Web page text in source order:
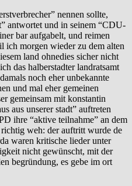
nennen sollte,
antwortet und in seinem “CDU-
bar aufgabelt, und reimen
ich morgen wieder zu dem alten
land ohnedies sicher nicht
das halberstadter landratsamt
noch eher unbekannte
und mal eher gemeinen
gemeinsam mit konstantin
aus unserer stadt” auftreten
ihre “aktive teilnahme” an dem
weh: der auftritt wurde de
waren kritische lieder unter
nicht gewünscht, mit der
begründung, es gebe im ort